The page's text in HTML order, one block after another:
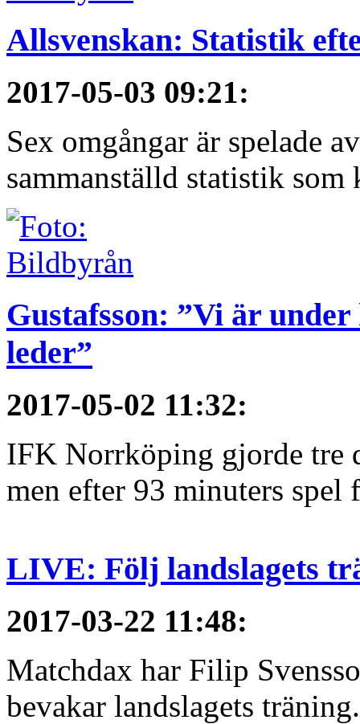
Allsvenskan: Statistik
2017-05-03 09:21:
Sex omgångar är spelade
sammanställd statistik som
Gustafsson: ”Vi är
leder”
2017-05-02 11:32:
IFK Norrköping gjorde tre
men efter 93 minuters spel
LIVE: Följ landslagets
2017-03-22 11:48:
Matchdax har Filip
bevakar landslagets